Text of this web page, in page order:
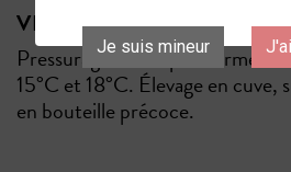
Je suis mineur
VINIFICATION &
Pressurage direct puis
15°C et 18°C. Élevage en
en bouteille précoce.